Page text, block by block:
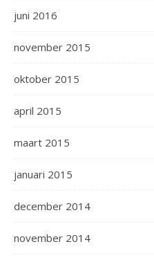
juni 2016
november 2015
oktober 2015
april 2015
maart 2015
januari 2015
december 2014
november 2014